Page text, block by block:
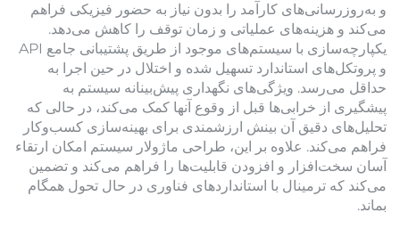
و به‌روزرسانی‌های کارآمد را بدون نیاز به حضور فیزیکی فراهم
می‌کند و هزینه‌های عملیاتی و زمان توقف را کاهش می‌دهد.
یکپارچه‌سازی با سیستم‌های موجود از طریق پشتیبانی جامع API
و پروتکل‌های استاندارد تسهیل شده و اختلال در حین اجرا به
حداقل می‌رسد. ویژگی‌های نگهداری پیش‌بینانه سیستم به
پیشگیری از خرابی‌ها قبل از وقوع آنها کمک می‌کند، در حالی که
تحلیل‌های دقیق آن بینش ارزشمندی برای بهینه‌سازی کسب‌وکار
فراهم می‌کند. علاوه بر این، طراحی ماژولار سیستم امکان ارتقاء
آسان سخت‌افزار و افزودن قابلیت‌ها را فراهم می‌کند و تضمین
می‌کند که ترمینال با استانداردهای فناوری در حال تحول همگام
بماند.